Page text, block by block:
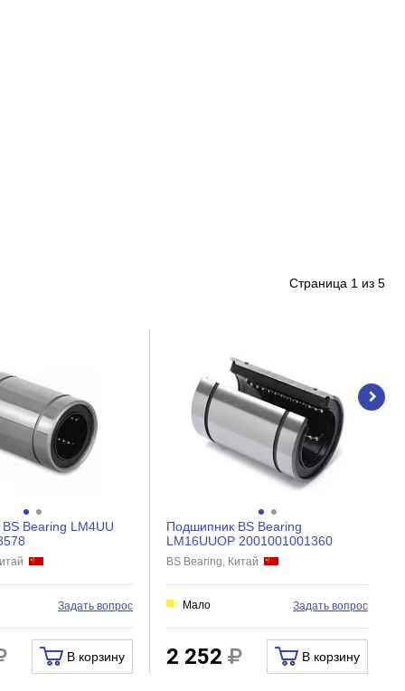
Страница 1 из 5
Bearing LM4UU
Задать вопрос
В корзину
Подшипник BS Bearing
LM16UUOP 2001001001360
BS Bearing, Китай
Мало Задать вопрос
2 252 В корзину